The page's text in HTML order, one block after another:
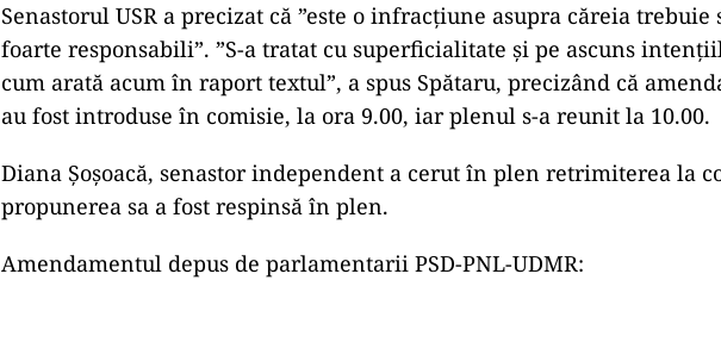
Senastorul USR a precizat că ”este o infracţiune asupra căreia trebuie
foarte responsabili”. ”S-a tratat cu superficialitate şi pe ascuns
cum arată acum în raport textul”, a spus Spătaru, precizând că
au fost introduse în comisie, la ora 9.00, iar plenul s-a reunit la 10.00.
Diana Şoşoacă, senastor independent a cerut în plen retrimiterea la
propunerea sa a fost respinsă în plen.
Amendamentul depus de parlamentarii PSD-PNL-UDMR: